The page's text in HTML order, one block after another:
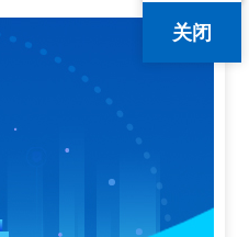
关闭